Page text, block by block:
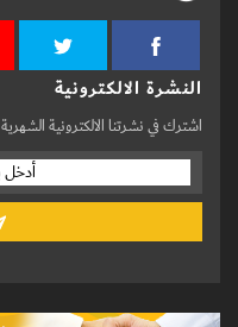
النشرة الالكترونية
اشترك في نشرتنا الالكترونية